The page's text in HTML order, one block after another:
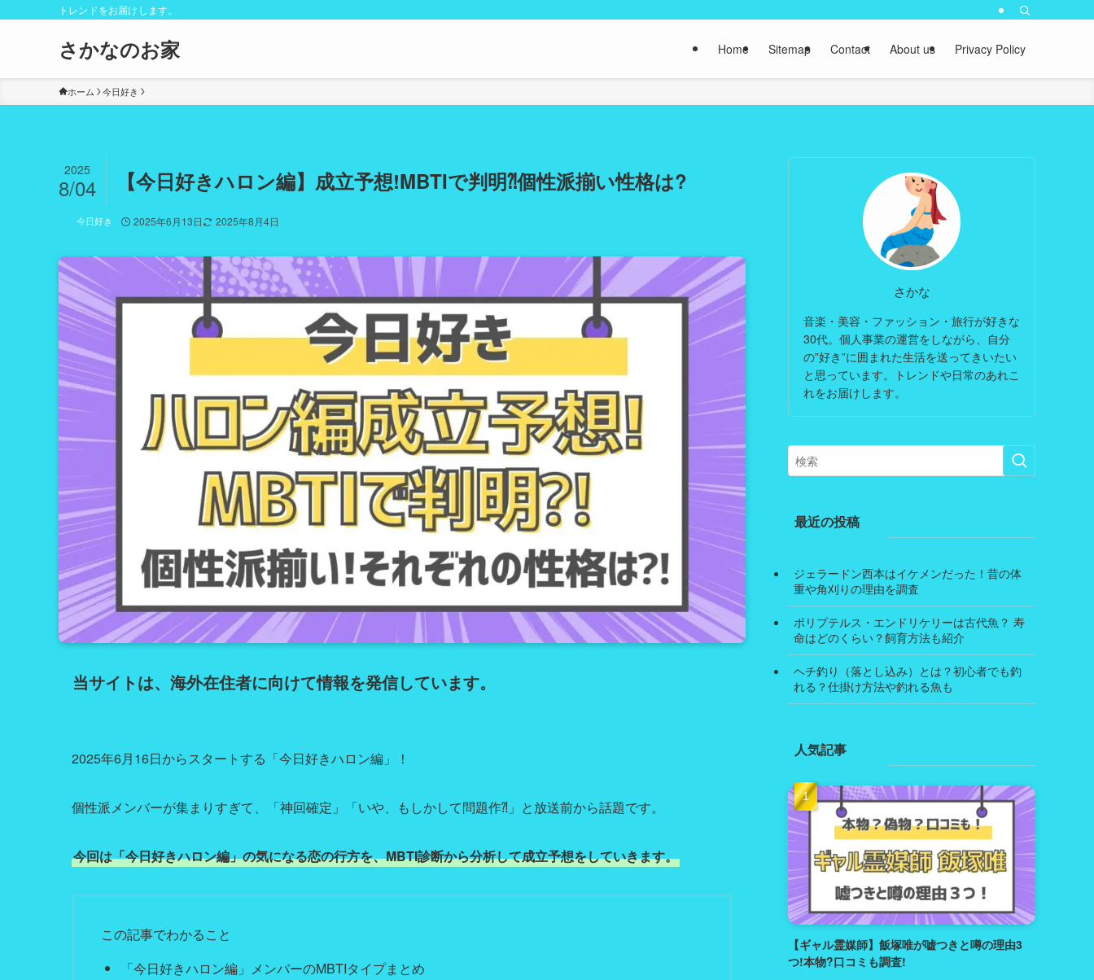
トレンドをお届けします。
さかなのお家 Home Sitemap Contact About us Privacy Policy
ホーム 今日好き
【今日好きハロン編】成立予想!MBTIで判明⁈個性派揃い性格は?
2025
8/04
今日好き 2025年6月13日 2025年8月4日
当サイトは、海外在住者に向けて情報を発信しています。
2025年6月16日からスタートする「今日好きハロン編」！
個性派メンバーが集まりすぎて、「神回確定」「いや、もしかして問題作⁈」と放送前から話題です。
今回は「今日好きハロン編」の気になる恋の行方を、MBTI診断から分析して成立予想をしていきます。
この記事でわかること
「今日好きハロン編」メンバーのMBTIタイプまとめ
さかな
音楽・美容・ファッション・旅行が好きな
30代。個人事業の運営をしながら、自分
の”好き”に囲まれた生活を送ってきいたい
と思っています。トレンドや日常のあれこ
れをお届けします。
最近の投稿
ジェラードン西本はイケメンだった！昔の体
重や角刈りの理由を調査
ポリプテルス・エンドリケリーは古代魚？ 寿
命はどのくらい？飼育方法も紹介
ヘチ釣り（落とし込み）とは？初心者でも釣
れる？仕掛け方法や釣れる魚も
人気記事
【ギャル霊媒師】飯塚唯が嘘つきと噂の理由3
つ!本物?口コミも調査!